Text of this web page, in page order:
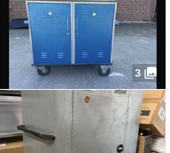
3 photo_library